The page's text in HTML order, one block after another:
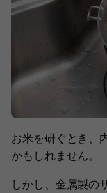
お米を研ぐとき、
かもしれません。
しかし、金属製の